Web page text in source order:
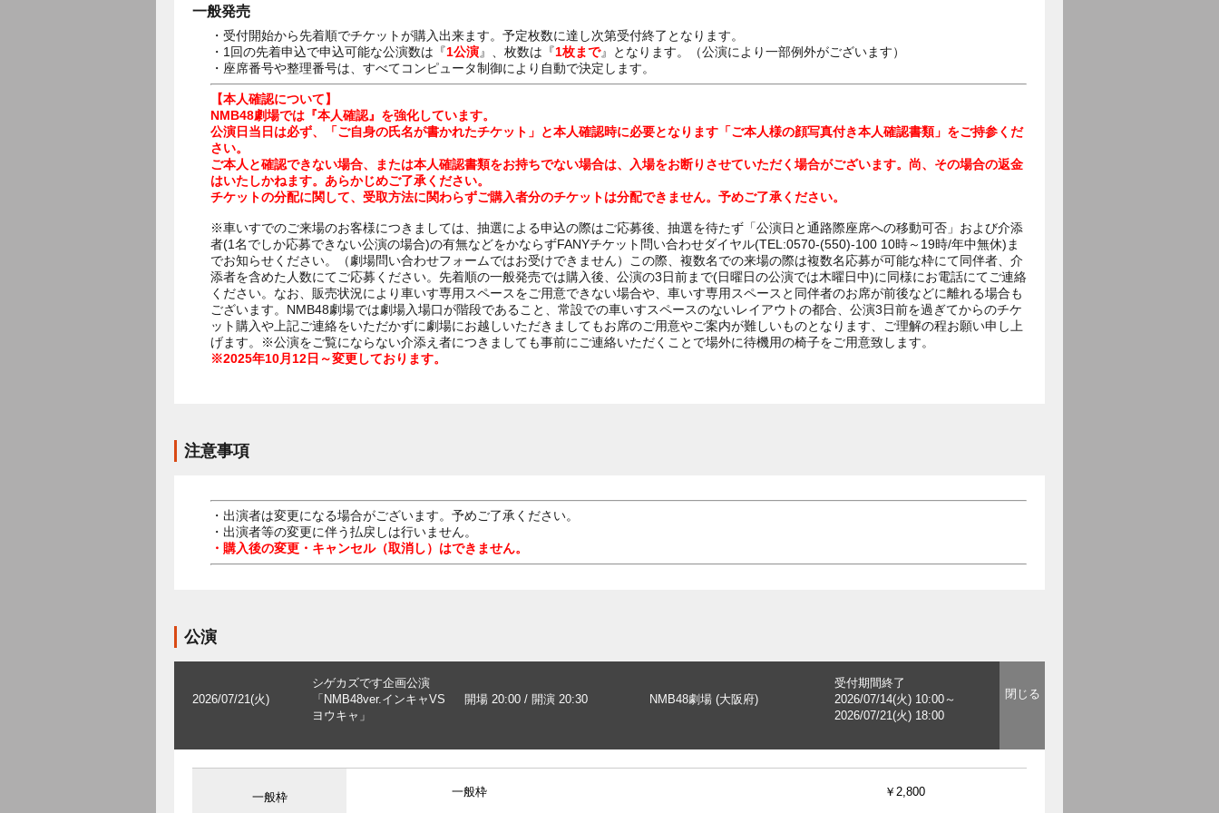
一般発売
・受付開始から先着順でチケットが購入出来ます。予定枚数に達し次第受付終了となります。
・1回の先着申込で申込可能な公演数は『1公演』、枚数は『1枚まで』となります。（公演により一部例外がございます）
・座席番号や整理番号は、すべてコンピュータ制御により自動で決定します。
【本人確認について】
NMB48劇場では『本人確認』を強化しています。
公演日当日は必ず、「ご自身の氏名が書かれたチケット」と本人確認時に必要となります「ご本人様の顔写真付き本人確認書類」をご持参くだ
さい。
ご本人と確認できない場合、または本人確認書類をお持ちでない場合は、入場をお断りさせていただく場合がございます。尚、その場合の返金
はいたしかねます。あらかじめご了承ください。
チケットの分配に関して、受取方法に関わらずご購入者分のチケットは分配できません。予めご了承ください。
※車いすでのご来場のお客様につきましては、抽選による申込の際はご応募後、抽選を待たず「公演日と通路際座席への移動可否」および介添
者(1名でしか応募できない公演の場合)の有無などをかならずFANYチケット問い合わせダイヤル(TEL:0570-(550)-100 10時～19時/年中無休)ま
でお知らせください。（劇場問い合わせフォームではお受けできません）この際、複数名での来場の際は複数名応募が可能な枠にて同伴者、介
添者を含めた人数にてご応募ください。先着順の一般発売では購入後、公演の3日前まで(日曜日の公演では木曜日中)に同様にお電話にてご連絡
ください。なお、販売状況により車いす専用スペースをご用意できない場合や、車いす専用スペースと同伴者のお席が前後などに離れる場合も
ございます。NMB48劇場では劇場入場口が階段であること、常設での車いすスペースのないレイアウトの都合、公演3日前を過ぎてからのチケ
ット購入や上記ご連絡をいただかずに劇場にお越しいただきましてもお席のご用意やご案内が難しいものとなります、ご理解の程お願い申し上
げます。※公演をご覧にならない介添え者につきましても事前にご連絡いただくことで場外に待機用の椅子をご用意致します。
※2025年10月12日～変更しております。
注意事項
・出演者は変更になる場合がございます。予めご了承ください。
・出演者等の変更に伴う払戻しは行いません。
・購入後の変更・キャンセル（取消し）はできません。
公演
2026/07/21(火)
シゲカズです企画公演
「NMB48ver.インキャVS
ヨウキャ」
開場 20:00 / 開演 20:30 NMB48劇場 (大阪府)
受付期間終了
2026/07/14(火) 10:00～
2026/07/21(火) 18:00
一般枠 一般枠 ￥2,800